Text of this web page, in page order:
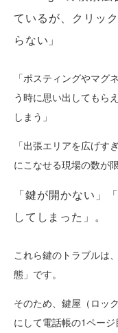
ているが、クリッ
らない」
「ポスティングやマグ
う時に思い出してもら
しまう」
「出張エリアを広げす
にこなせる現場の数が
「鍵が開かない」
してしまった」。
これら鍵のトラブルは
態」です。
そのため、鍵屋（ロッ
にして電話帳の1ペー